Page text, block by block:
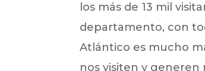
los más de 13 mil
departamento, con
Atlántico es mucho
nos visiten y generen